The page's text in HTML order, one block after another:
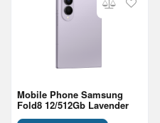
Mobile Phone Samsung
Fold8 12/512Gb Lavender